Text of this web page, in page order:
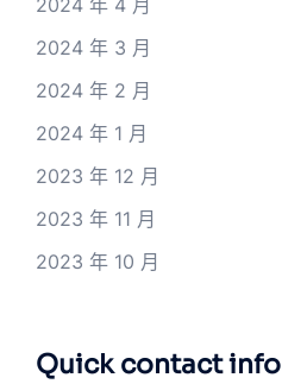
2024 年 3 月
2024 年 2 月
2024 年 1 月
2023 年 12 月
2023 年 11 月
2023 年 10 月
Quick contact info